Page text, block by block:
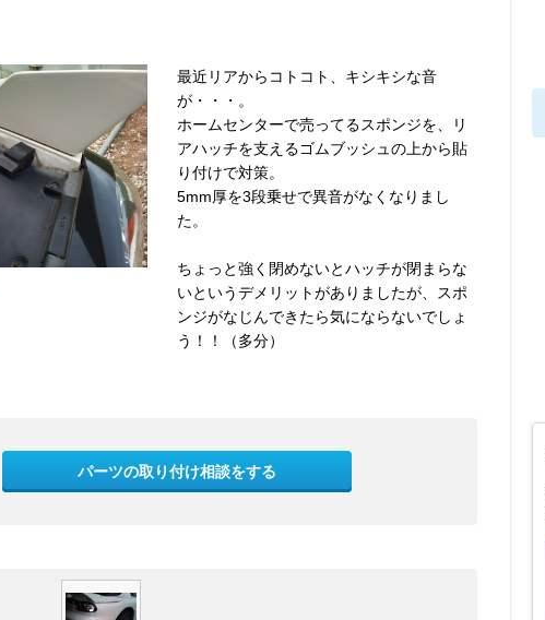
最近リアからコトコト、キシキシな音
が・・・。
ホームセンターで売ってるスポンジを、リ
アハッチを支えるゴムブッシュの上から貼
り付けで対策。
5mm厚を3段乗せで異音がなくなりまし
た。
ちょっと強く閉めないとハッチが閉まらな
いというデメリットがありましたが、スポ
ンジがなじんできたら気にならないでしょ
う！！（多分）
パーツの取り付け相談をする